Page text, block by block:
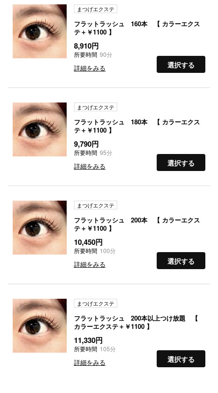
まつげエクステ
フラットラッシュ 160本 【 カラーエクス
テ＋￥1100 】
8,910円
所要時間 90分
詳細をみる 選択する
まつげエクステ
フラットラッシュ 180本 【 カラーエクス
テ＋￥1100 】
9,790円
所要時間 95分
詳細をみる 選択する
まつげエクステ
フラットラッシュ 200本 【 カラーエクス
テ＋￥1100 】
10,450円
所要時間 100分
詳細をみる 選択する
まつげエクステ
フラットラッシュ 200本以上つけ放題 【
カラーエクステ＋￥1100 】
11,330円
所要時間 105分
詳細をみる 選択する